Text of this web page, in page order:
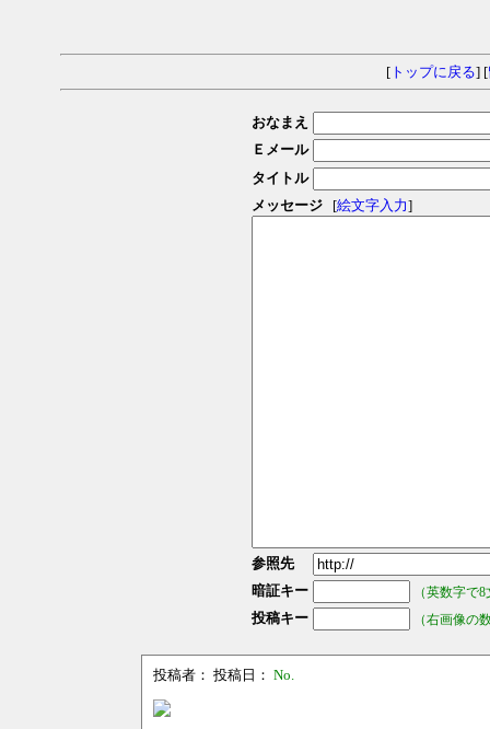
[トップに戻る] [
おなまえ
Ｅメール
タイトル
メッセージ
[絵文字入力]
参照先
暗証キー
（英数字で
投稿キー （右画像の
投稿者： 投稿日： No.